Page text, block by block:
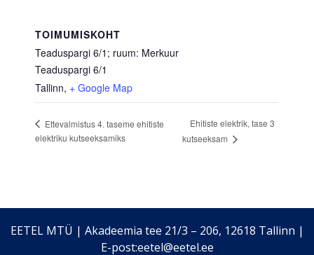
TOIMUMISKOHT
Teaduspargi 6/1; ruum: Merkuur
Teaduspargi 6/1
Tallinn, + Google Map
Ettevalmistus 4. taseme ehitiste
elektriku kutseeksamiks
Ehitiste elektrik, tase 3
kutseeksam
EETEL MTÜ | Akadeemia tee 21/3 – 206, 12618 Tallinn |
E-post:eetel@eetel.ee